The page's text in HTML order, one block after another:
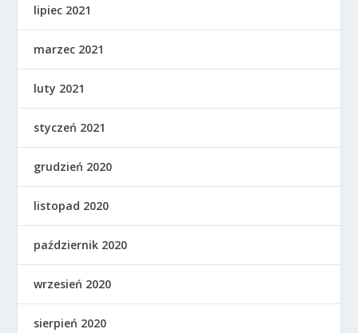
lipiec 2021
marzec 2021
luty 2021
styczeń 2021
grudzień 2020
listopad 2020
październik 2020
wrzesień 2020
sierpień 2020